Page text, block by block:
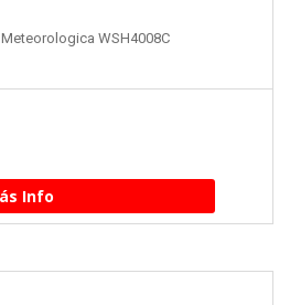
WSH4008C
Info